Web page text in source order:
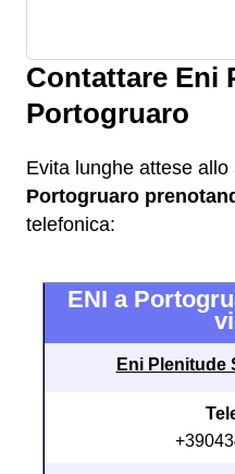
Contattare Eni
Portogruaro
Evita lunghe attese allo
Portogruaro
telefonica:
ENI a
Eni Plenitude